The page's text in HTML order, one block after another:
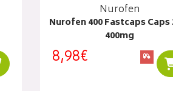
Ajouter au panier
Nurofen
Nurofen 400 Fastcaps Caps
400mg
8,98€